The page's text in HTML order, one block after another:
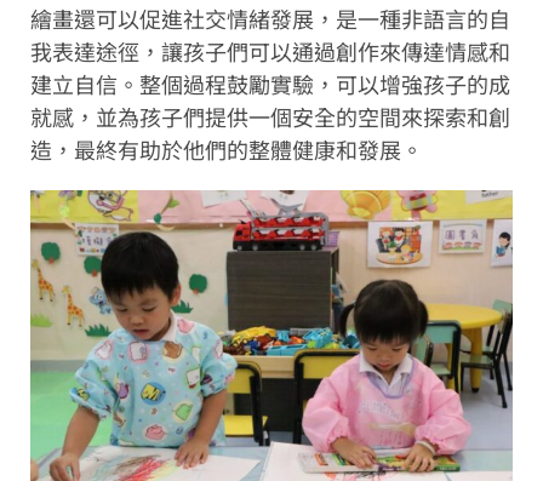
繪畫還可以促進社交情緒發展，是一種非語言的自
我表達途徑，讓孩子們可以通過創作來傳達情感和
建立自信。整個過程鼓勵實驗，可以增強孩子的成
就感，並為孩子們提供一個安全的空間來探索和創
造，最終有助於他們的整體健康和發展。